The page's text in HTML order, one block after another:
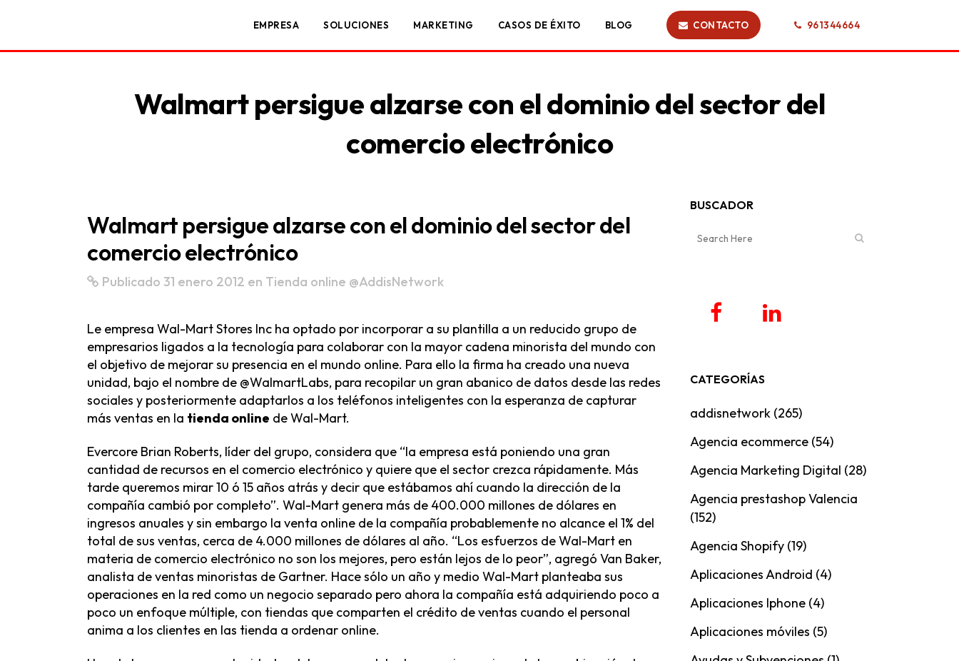
EMPRESA SOLUCIONES MARKETING CASOS DE ÉXITO BLOG CONTACTO 961344664
Walmart persigue alzarse con el dominio del sector del
comercio electrónico
Walmart persigue alzarse con el dominio del sector del
comercio electrónico
Publicado 31 enero 2012 en Tienda online @AddisNetwork
Le empresa Wal-Mart Stores Inc ha optado por incorporar a su plantilla a un reducido grupo de
empresarios ligados a la tecnología para colaborar con la mayor cadena minorista del mundo con
el objetivo de mejorar su presencia en el mundo online. Para ello la firma ha creado una nueva
unidad, bajo el nombre de @WalmartLabs, para recopilar un gran abanico de datos desde las redes
sociales y posteriormente adaptarlos a los teléfonos inteligentes con la esperanza de capturar
más ventas en la tienda online de Wal-Mart.
Evercore Brian Roberts, líder del grupo, considera que “la empresa está poniendo una gran
cantidad de recursos en el comercio electrónico y quiere que el sector crezca rápidamente. Más
tarde queremos mirar 10 ó 15 años atrás y decir que estábamos ahí cuando la dirección de la
compañía cambió por completo”. Wal-Mart genera más de 400.000 millones de dólares en
ingresos anuales y sin embargo la venta online de la compañía probablemente no alcance el 1% del
total de sus ventas, cerca de 4.000 millones de dólares al año. “Los esfuerzos de Wal-Mart en
materia de comercio electrónico no son los mejores, pero están lejos de lo peor”, agregó Van Baker,
analista de ventas minoristas de Gartner. Hace sólo un año y medio Wal-Mart planteaba sus
operaciones en la red como un negocio separado pero ahora la compañía está adquiriendo poco a
poco un enfoque múltiple, con tiendas que comparten el crédito de ventas cuando el personal
anima a los clientes en las tienda a ordenar online.
BUSCADOR
CATEGORÍAS
addisnetwork (265)
Agencia ecommerce (54)
Agencia Marketing Digital (28)
Agencia prestashop Valencia
(152)
Agencia Shopify (19)
Aplicaciones Android (4)
Aplicaciones Iphone (4)
Aplicaciones móviles (5)